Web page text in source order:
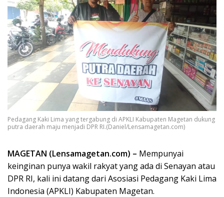
Pedagang Kaki Lima yang tergabung di APKLI Kabupaten Magetan dukung
putra daerah maju menjadi DPR RI.(Daniel/Lensamagetan.com)
MAGETAN (Lensamagetan.com) – Mempunyai
keinginan punya wakil rakyat yang ada di Senayan atau
DPR RI, kali ini datang dari Asosiasi Pedagang Kaki Lima
Indonesia (APKLI) Kabupaten Magetan.